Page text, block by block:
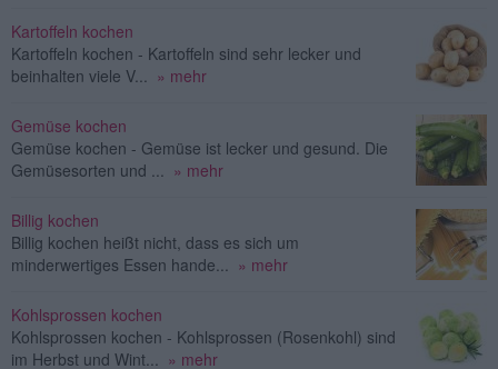
Kartoffeln kochen
Kartoffeln kochen - Kartoffeln sind sehr lecker und
beinhalten viele V...
» mehr
Gemüse kochen
Gemüse kochen - Gemüse ist lecker und gesund. Die
Gemüsesorten und ...
» mehr
Billig kochen
Billig kochen heißt nicht, dass es sich um
minderwertiges Essen hande...
» mehr
Kohlsprossen kochen
Kohlsprossen kochen - Kohlsprossen (Rosenkohl) sind
im Herbst und Wint...
» mehr